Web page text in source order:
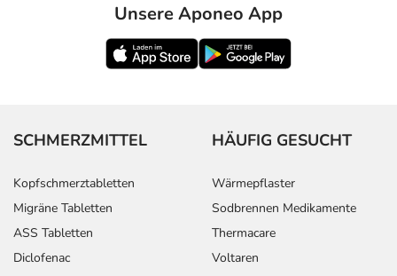
Unsere Aponeo App
SCHMERZMITTEL
Kopfschmerztabletten
Migräne Tabletten
ASS Tabletten
Diclofenac
HÄUFIG GESUCHT
Wärmepflaster
Sodbrennen Medikamente
Thermacare
Voltaren